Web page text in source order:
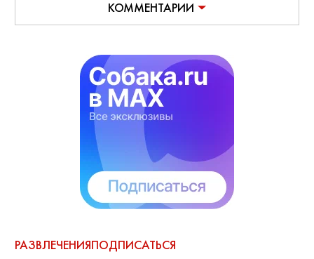
КОММЕНТАРИИ
РАЗВЛЕЧЕНИЯПОДПИСАТЬСЯ